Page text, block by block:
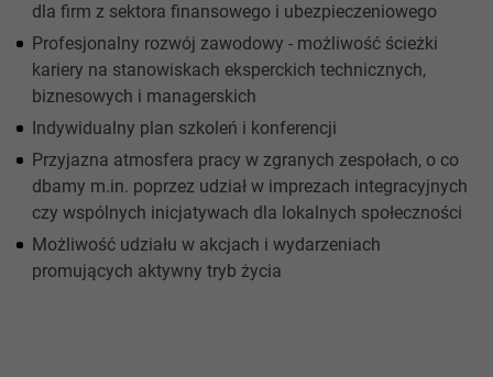
dla firm z sektora finansowego i ubezpieczeniowego
Profesjonalny rozwój zawodowy - możliwość ścieżki
kariery na stanowiskach eksperckich technicznych,
biznesowych i managerskich
Indywidualny plan szkoleń i konferencji
Przyjazna atmosfera pracy w zgranych zespołach, o co
dbamy m.in. poprzez udział w imprezach integracyjnych
czy wspólnych inicjatywach dla lokalnych społeczności
Możliwość udziału w akcjach i wydarzeniach
promujących aktywny tryb życia